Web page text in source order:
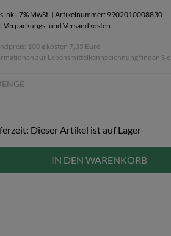
inkl. 7% MwSt. | Artikelnummer: 9902010008830
Verpackungs- und Versandkosten
100 g kosten 7,35 Euro
zur Lebensmittelkennzeichnung finden Sie
Dieser Artikel ist auf Lager
IN DEN WARENKORB